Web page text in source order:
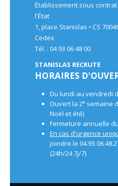
Établissement sous
l'État
1, place Stanislas • CS
Cedex
Tél. : 04 93 06 48 00
STANISLAS RECRUTE
HORAIRES
Du lundi au vendredi
Ouvert la 2e semaine
Noël et été)
Fermeture annuelle
En cas d'urgence
joindre le
(24h/24 7j/7)